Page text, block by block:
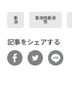
新
潟
新潟県新潟
市
記事をシェアする